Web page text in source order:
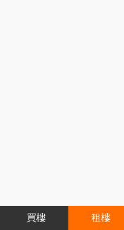
買樓 租樓